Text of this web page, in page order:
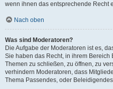
wenn ihnen das entsprechende Recht
Nach oben
Was sind Moderatoren?
Die Aufgabe der Moderatoren ist es,
Sie haben das Recht, in ihrem
Themen zu schließen, zu öffnen, zu
verhindern Moderatoren, dass
Thema Passendes, oder